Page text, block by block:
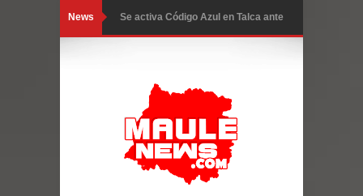
News GORE Maule figura tercero a nivel
traslados con $133 millones
Dos internos intentaron escapar por
un forado desde la cárcel de Talca
Temporal obliga a cerrar